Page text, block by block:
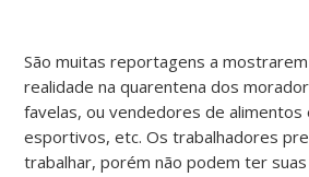
São muitas reportagens a
realidade na quarentena dos
favelas, ou vendedores de alimentos
esportivos, etc. Os trabalhadores
trabalhar, porém não podem ter